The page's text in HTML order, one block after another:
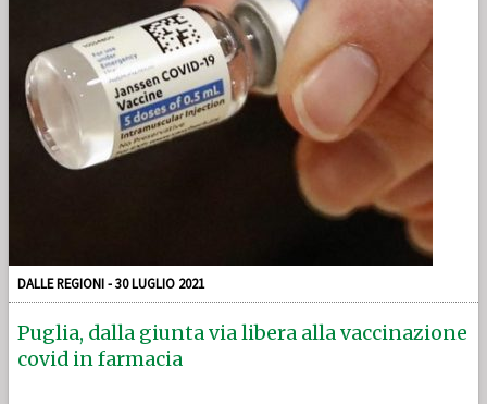
DALLE REGIONI - 30 LUGLIO 2021
Puglia, dalla giunta via libera alla vaccinazione
covid in farmacia